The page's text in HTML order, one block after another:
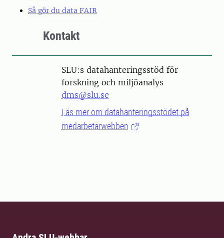
Så gör du data FAIR
Kontakt
SLU:s datahanteringsstöd för
forskning och miljöanalys
dms@slu.se
Läs mer om datahanteringsstödet på
medarbetarwebben